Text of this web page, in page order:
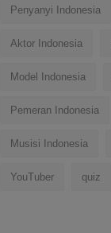
Penyanyi Indonesia
Aktor Indonesia
Model Indonesia
Pemeran Indonesia
Musisi Indonesia
YouTuber quiz